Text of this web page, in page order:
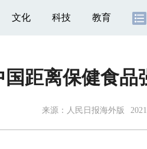
文化 科技 教育
国距离保健食品
来源： 人民日报海外版